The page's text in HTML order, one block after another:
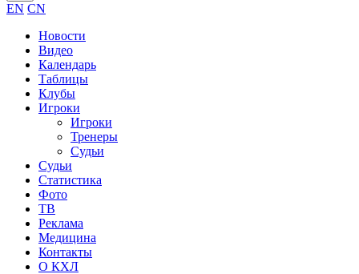
EN CN
Новости
Видео
Календарь
Таблицы
Клубы
Игроки
Игроки
Тренеры
Судьи
Судьи
Статистика
Фото
ТВ
Реклама
Медицина
Контакты
О КХЛ